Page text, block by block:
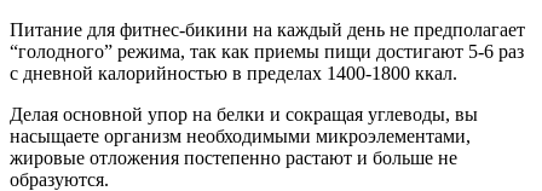
Питание для фитнес-бикини на каждый день не предполагает
“голодного” режима, так как приемы пищи достигают 5-6 раз
с дневной калорийностью в пределах 1400-1800 ккал.
Делая основной упор на белки и сокращая углеводы, вы
насыщаете организм необходимыми микроэлементами,
жировые отложения постепенно растают и больше не
образуются.